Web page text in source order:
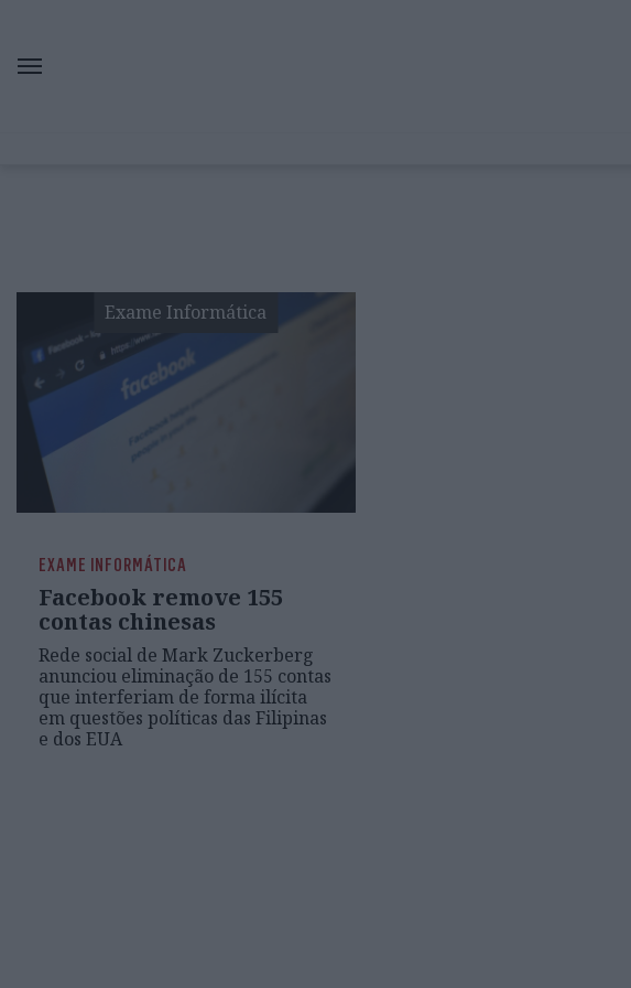
Exame Informática
EXAME INFORMÁTICA
Facebook remove 155
contas chinesas
Rede social de Mark Zuckerberg
anunciou eliminação de 155 contas
que interferiam de forma ilícita
em questões políticas das Filipinas
e dos EUA